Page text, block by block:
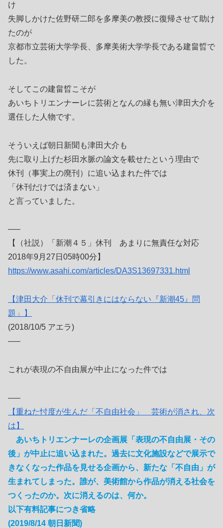
け
失脚しかけた佐野研二郎を多摩美の教授に復帰させて助け
たのが
京都市立芸術大学学長、多摩美術大学学長である建畠晢で
した。
そしてこの建畠晢こそが
あいちトリエンナーレに芸術となんの縁も無い津田大介を
選任した人物です。
そういえば朝日新聞も津田大介も
先に取り上げた杉田水脈の論文を載せたという理由で
休刊（事実上の廃刊）に追い込まれた件では
「休刊だけでは済まない」
と言っていました。
—–
【（社説）「新潮４５」休刊 あまりに無責任な対応
2018年9月27日05時00分】
https://www.asahi.com/articles/DA3S13697331.html
【津田大介「休刊で幕引きにはならない『新潮45』問
題」】
(2018/10/5 アエラ)
—–
これが表現の不自由展が中止になった件では
—–
【重ねた忖度が生んだ「不自由社会」 芸術が消され、次
は】
あいちトリエンナーレの企画展「表現の不自由展・その
後」が中止に追い込まれた。過去に文化施設などで展示で
きなくなった作品を見せる企画から、新たな「不自由」が
生まれてしまった。誰が、美術館から作品が消える社会を
つくったのか。次に消えるのは、何か。
以下有料記事につき省略
(2019/8/14 朝日新聞)